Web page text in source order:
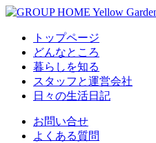
トップページ
どんなところ
暮らしを知る
スタッフと運営会社
日々の生活日記
お問い合せ
よくある質問